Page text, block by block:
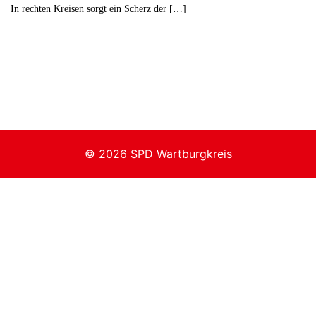
In rechten Kreisen sorgt ein Scherz der […]
© 2026 SPD Wartburgkreis